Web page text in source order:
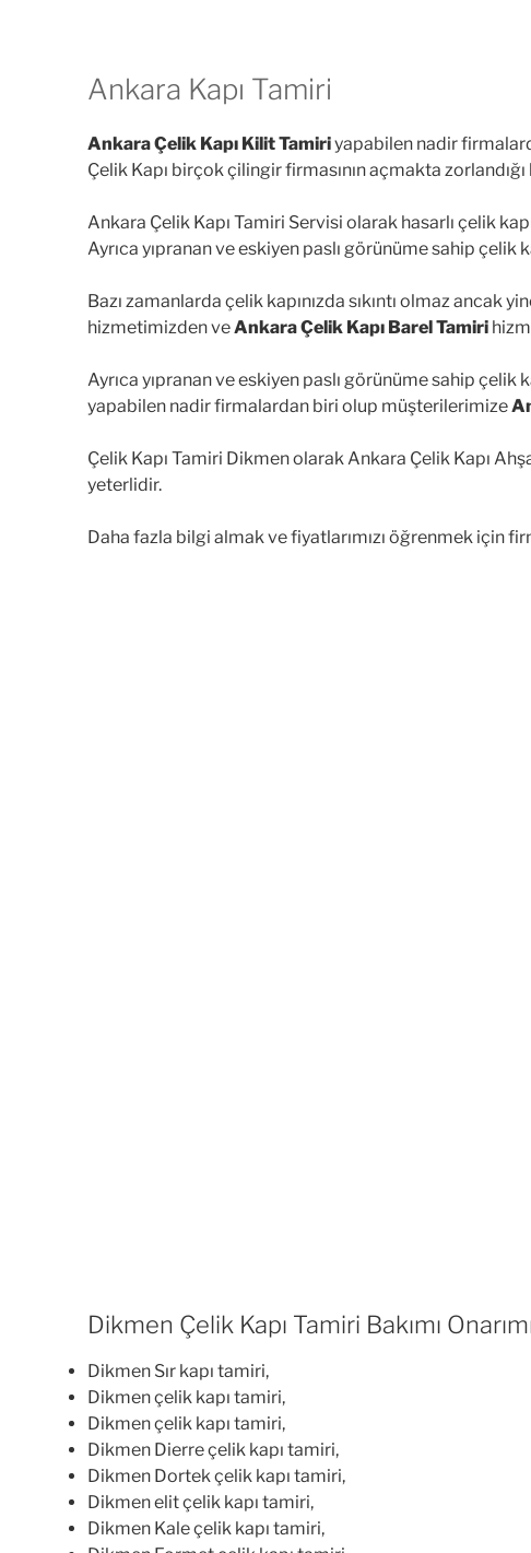
Ankara Kapı Tamiri
Ankara Çelik Kapı Kilit Tamiriyapabilen nadir
Çelik Kapı birçok çilingir firmasının açmakta
Ankara Çelik Kapı Tamiri Servisi olarak hasarlı çelik
Ayrıca yıpranan ve eskiyen paslı görünüme sahip çelik
Bazı zamanlarda çelik kapınızda sıkıntı olmaz ancak
hizmetimizden veAnkara Çelik Kapı Barel Tamiri
Ayrıca yıpranan ve eskiyen paslı görünüme sahip çelik
yapabilen nadir firmalardan biri olup müşterilerimize
Çelik Kapı Tamiri Dikmen olarak Ankara Çelik Kapı
yeterlidir.
Daha fazla bilgi almak ve fiyatlarımızı öğrenmek için
Dikmen Çelik Kapı Tamiri Bakımı
Dikmen Sır kapı tamiri,
Dikmen çelik kapı tamiri,
Dikmen çelik kapı tamiri,
Dikmen Dierre çelik kapı tamiri,
Dikmen Dortek çelik kapı tamiri,
Dikmen elit çelik kapı tamiri,
Dikmen Kale çelik kapı tamiri,